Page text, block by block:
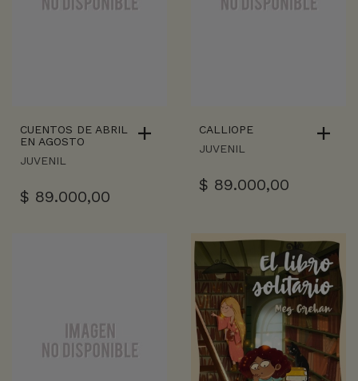
CUENTOS DE ABRIL
EN AGOSTO
JUVENIL
$ 89.000,00
CALLIOPE
JUVENIL
$ 89.000,00